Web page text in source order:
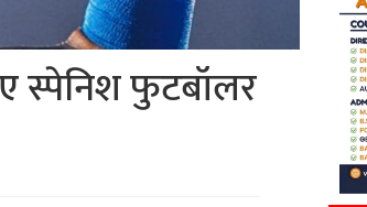
स्पेनिश फुटबॉलर